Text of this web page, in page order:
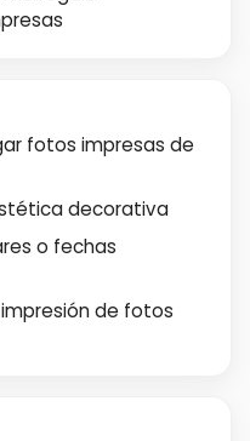
fotos impresas de
decorativa
o fechas
de fotos